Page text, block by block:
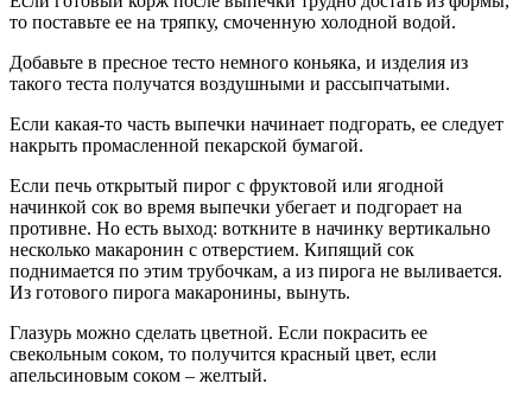
то поставьте ее на тряпку, смоченную холодной водой.
Добавьте в пресное тесто немного коньяка, и изделия из
такого теста получатся воздушными и рассыпчатыми.
Если какая-то часть выпечки начинает подгорать, ее следует
накрыть промасленной пекарской бумагой.
Если печь открытый пирог с фруктовой или ягодной
начинкой сок во время выпечки убегает и подгорает на
противне. Но есть выход: воткните в начинку вертикально
несколько макаронин с отверстием. Кипящий сок
поднимается по этим трубочкам, а из пирога не выливается.
Из готового пирога макаронины, вынуть.
Глазурь можно сделать цветной. Если покрасить ее
свекольным соком, то получится красный цвет, если
апельсиновым соком – желтый.